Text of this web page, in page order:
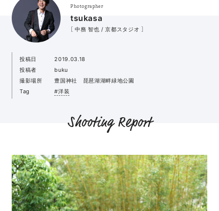
Photographer
tsukasa
［ 中務 智也 / 京都スタジオ ］
投稿日
2019.03.18
投稿者
buku
撮影場所
豊国神社 琵琶湖湖畔緑地公園
Tag
#洋装
Shooting Report